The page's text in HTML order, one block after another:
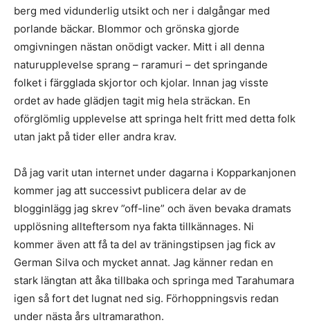
berg med vidunderlig utsikt och ner i dalgångar med
porlande bäckar. Blommor och grönska gjorde
omgivningen nästan onödigt vacker. Mitt i all denna
naturupplevelse sprang – raramuri – det springande
folket i färgglada skjortor och kjolar. Innan jag visste
ordet av hade glädjen tagit mig hela sträckan. En
oförglömlig upplevelse att springa helt fritt med detta folk
utan jakt på tider eller andra krav.
Då jag varit utan internet under dagarna i Kopparkanjonen
kommer jag att successivt publicera delar av de
blogginlägg jag skrev ”off-line” och även bevaka dramats
upplösning allteftersom nya fakta tillkännages. Ni
kommer även att få ta del av träningstipsen jag fick av
German Silva och mycket annat. Jag känner redan en
stark längtan att åka tillbaka och springa med Tarahumara
igen så fort det lugnat ned sig. Förhoppningsvis redan
under nästa års ultramarathon.